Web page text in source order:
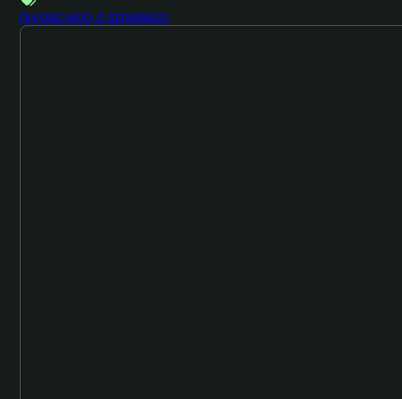
DIVORCIADO O SEPARADO